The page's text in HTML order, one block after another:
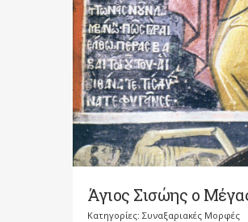
Άγιος Σισώης ο
Κατηγορίες: Συναξαριακές Μορφές